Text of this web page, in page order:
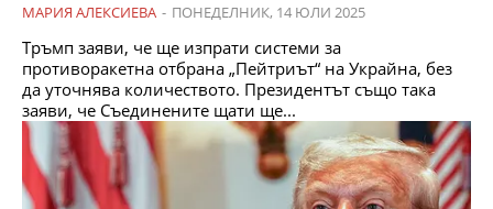
МАРИЯ АЛЕКСИЕВА - ПОНЕДЕЛНИК, 14 ЮЛИ 2025
Тръмп заяви, че ще изпрати системи за
противоракетна отбрана „Пейтриът“ на Украйна, без
да уточнява количеството. Президентът също така
заяви, че Съединените щати ще...